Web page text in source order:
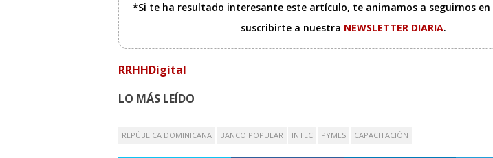
*Si te ha resultado interesante este artículo, te animamos a seguirnos en
suscribirte a nuestra NEWSLETTER DIARIA.
RRHHDigital
LO MÁS LEÍDO
REPÚBLICA DOMINICANA BANCO POPULAR INTEC PYMES CAPACITACIÓN